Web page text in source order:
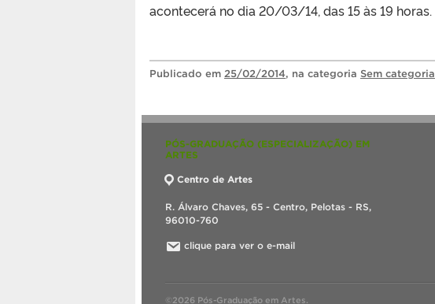
acontecerá no dia 20/03/14, das 15 às 19 horas.
Publicado em 25/02/2014, na categoria Sem categoria
PÓS-GRADUAÇÃO (ESPECIALIZAÇÃO) EM
ARTES
Centro de Artes
R. Álvaro Chaves, 65 - Centro, Pelotas - RS,
96010-760
clique para ver o e-mail
©2026 Pós-Graduação em Artes.